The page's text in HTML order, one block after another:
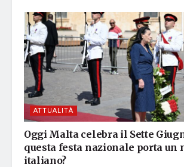
ATTUALITÀ
Oggi Malta celebra il Sette
questa festa nazionale porta un
italiano?